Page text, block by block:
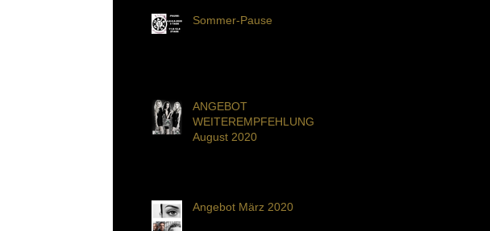
Sommer-Pause
ANGEBOT
WEITEREMPFEHLUNG
August 2020
Angebot März 2020